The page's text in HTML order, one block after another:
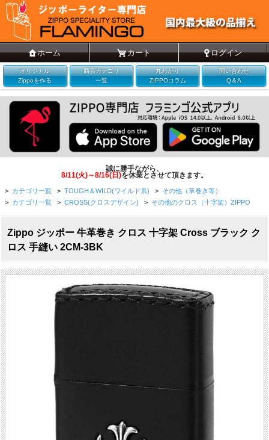
ホーム カート ログイン
オリジナル
Zippoを作る
商品カテゴリ
一覧
丸わかり
ZIPPOコラム
問い合わせ
Q＆A
誠に勝手ながら、
8/11(火)～8/16(日)を休業とさせて頂きます。
> カテゴリ一覧 > TOUGH＆WILD(ワイルド系) > その他（革巻き等）
> カテゴリ一覧 > CROSS(クロスデザイン) > その他のクロス（十字架）ZIPPO
Zippo ジッポー 牛革巻き クロス 十字架 Cross ブラック ク
ロス 手縫い 2CM-3BK